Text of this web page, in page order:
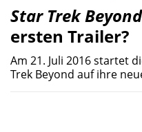
Star Trek Beyond
ersten Trailer?
Am 21. Juli 2016 startet
Trek Beyond auf ihre